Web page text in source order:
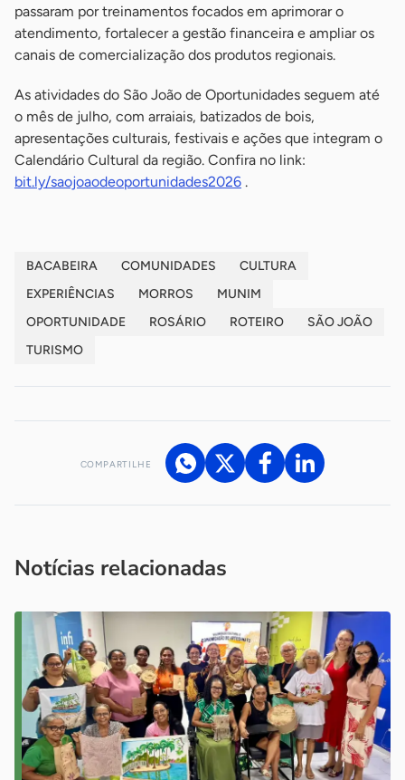
passaram por treinamentos focados em aprimorar o
atendimento, fortalecer a gestão financeira e ampliar os
canais de comercialização dos produtos regionais.
As atividades do São João de Oportunidades seguem até
o mês de julho, com arraiais, batizados de bois,
apresentações culturais, festivais e ações que integram o
Calendário Cultural da região. Confira no link:
bit.ly/saojoaodeoportunidades2026 .
BACABEIRA COMUNIDADES
CULTURA
EXPERIÊNCIAS
MORROS
MUNIM
OPORTUNIDADE
ROSÁRIO ROTEIRO
SÃO JOÃO
TURISMO
COMPARTILHE
Notícias relacionadas